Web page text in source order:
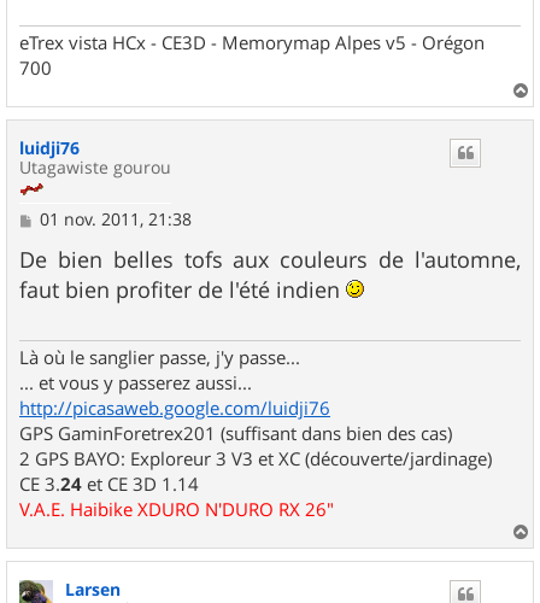
eTrex vista HCx - CE3D - Memorymap Alpes v5 - Orégon
700
a
luidji76
Utagawiste gourou
M
s
s
a
01 nov. 2011, 21:38
De bien belles tofs aux couleurs de l'automne,
faut bien profiter de l'été indien
Là où le sanglier passe, j'y passe...
... et vous y passerez aussi...
http://picasaweb.google.com/luidji76
GPS GaminForetrex201 (suffisant dans bien des cas)
2 GPS BAYO: Exploreur 3 V3 et XC (découverte/jardinage)
CE 3.24 et CE 3D 1.14
V.A.E. Haibike XDURO N'DURO RX 26"
a
Larsen